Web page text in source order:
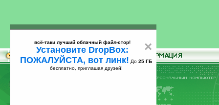
×
всё-таки лучший облачный файл-стор!
Установите DropBox:
ПОЖАЛУЙСТА, вот линк! До 25 ГБ
бесплатно, приглашая друзей!